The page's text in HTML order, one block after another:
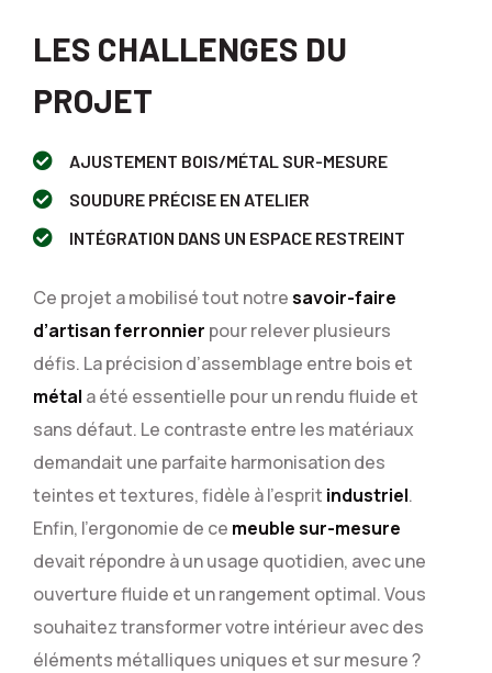
LES CHALLENGES DU
PROJET
AJUSTEMENT BOIS/MÉTAL SUR-MESURE
SOUDURE PRÉCISE EN ATELIER
INTÉGRATION DANS UN ESPACE RESTREINT
Ce projet a mobilisé tout notresavoir-faire
d’artisan ferronnier pour relever plusieurs
défis. La précision d’assemblage entre bois et
métal a été essentielle pour un rendu fluide et
sans défaut. Le contraste entre les matériaux
demandait une parfaite harmonisation des
teintes et textures, fidèle à l’esprit industriel.
Enfin, l’ergonomie de ce meuble sur-mesure
devait répondre à un usage quotidien, avec une
ouverture fluide et un rangement optimal.Vous
souhaitez transformer votre intérieur avec des
éléments métalliques uniques et sur mesure ?